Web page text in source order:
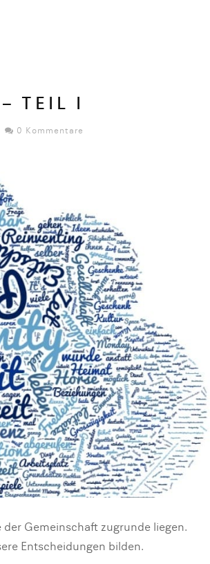
TEIL I
0 Kommentare
Gemeinschaft zugrunde liegen.
Entscheidungen bilden.